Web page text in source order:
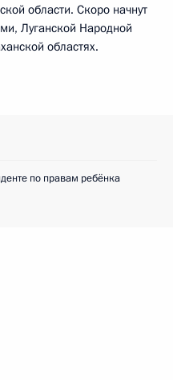
области. Скоро начнут
Луганской Народной
областях.
по правам ребёнка